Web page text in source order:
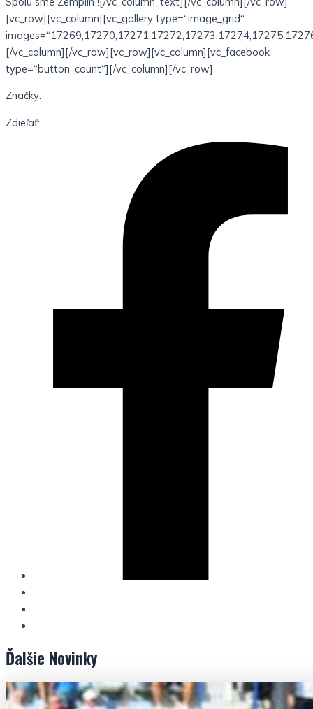
[vc_row][vc_column][vc_gallery type=“image_grid“
[/vc_column][/vc_row][vc_row][vc_column][vc_facebook
type=“button_count“][/vc_column][/vc_row]
Značky:
Zdieľať:
Ďalšie Novinky